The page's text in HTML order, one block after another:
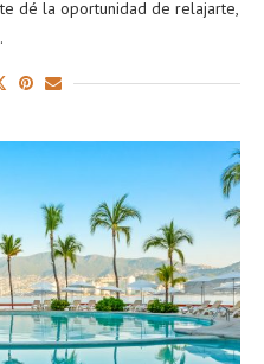
dé la oportunidad de relajarte,